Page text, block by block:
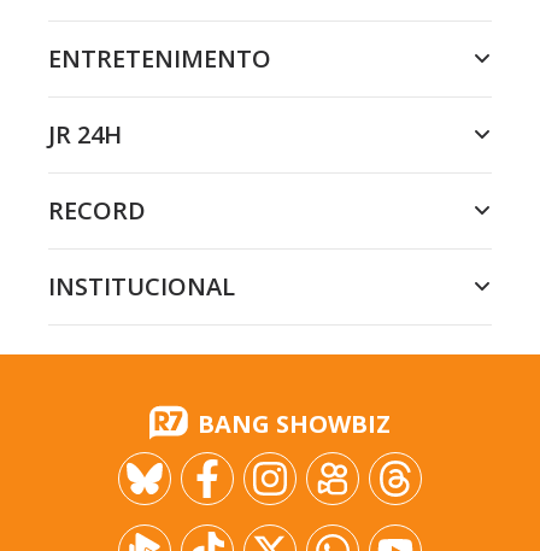
ENTRETENIMENTO
JR 24H
RECORD
INSTITUCIONAL
BANG SHOWBIZ